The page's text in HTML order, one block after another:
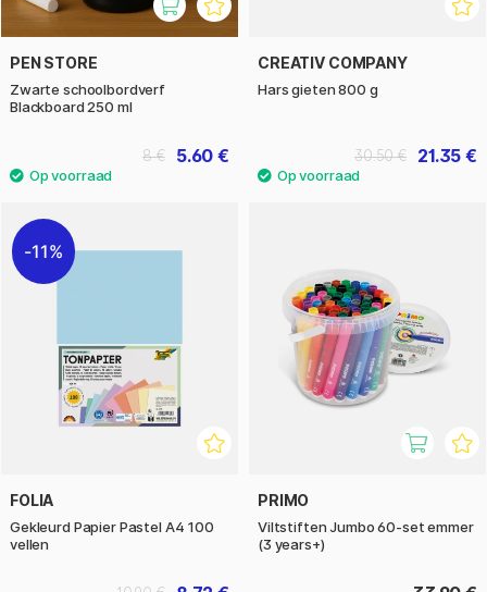
PEN STORE
Zwarte schoolbordverf
Blackboard 250 ml
5.60 €
8 €
CREATIV COMPANY
Hars gieten 800 g
21.35 €
30.50 €
11%
FOLIA
Gekleurd Papier Pastel A4 100
vellen
PRIMO
Viltstiften Jumbo 60-set emmer
(3 years+)